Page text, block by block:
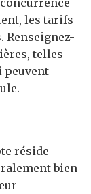
les tarifs
Renseignez-
telles
peuvent
réside
bien